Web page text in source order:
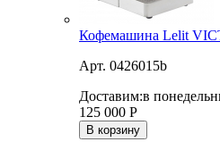
Кофемашина Lelit
Арт. 0426015b
Доставим:в
125 000 Р
В корзину